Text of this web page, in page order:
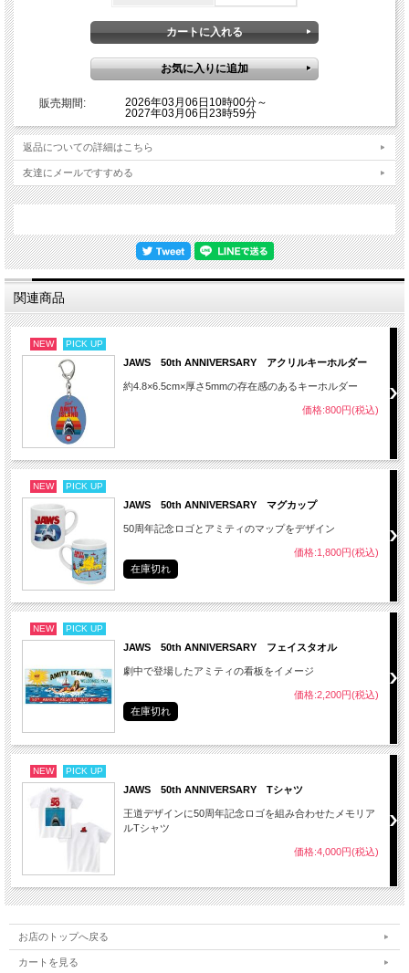
販売期間:
2026年03月06日10時00分～
2027年03月06日23時59分
返品についての詳細はこちら
友達にメールですすめる
関連商品
NEW PICK UP
JAWS 50th ANNIVERSARY アクリルキーホルダー
約4.8×6.5cm×厚さ5mmの存在感のあるキーホルダー
価格:800円(税込)
NEW PICK UP
JAWS 50th ANNIVERSARY マグカップ
50周年記念ロゴとアミティのマップをデザイン
価格:1,800円(税込)
在庫切れ
NEW PICK UP
JAWS 50th ANNIVERSARY フェイスタオル
劇中で登場したアミティの看板をイメージ
価格:2,200円(税込)
在庫切れ
NEW PICK UP
JAWS 50th ANNIVERSARY Tシャツ
王道デザインに50周年記念ロゴを組み合わせたメモリア
ルTシャツ
価格:4,000円(税込)
お店のトップへ戻る
カートを見る